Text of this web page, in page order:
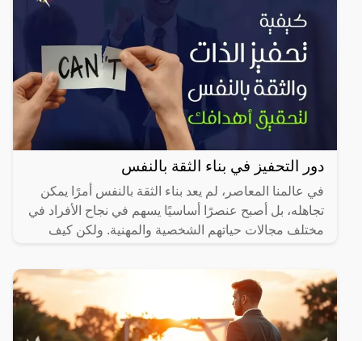
دور التحفيز في بناء الثقة بالنفس
في عالمنا المعاصر، لم يعد بناء الثقة بالنفس أمرًا يمكن
تجاهله، بل أصبح عنصرًا أساسيًا يسهم في نجاح الأفراد في
مختلف مجالات حياتهم الشخصية والمهنية. ولكن كيف